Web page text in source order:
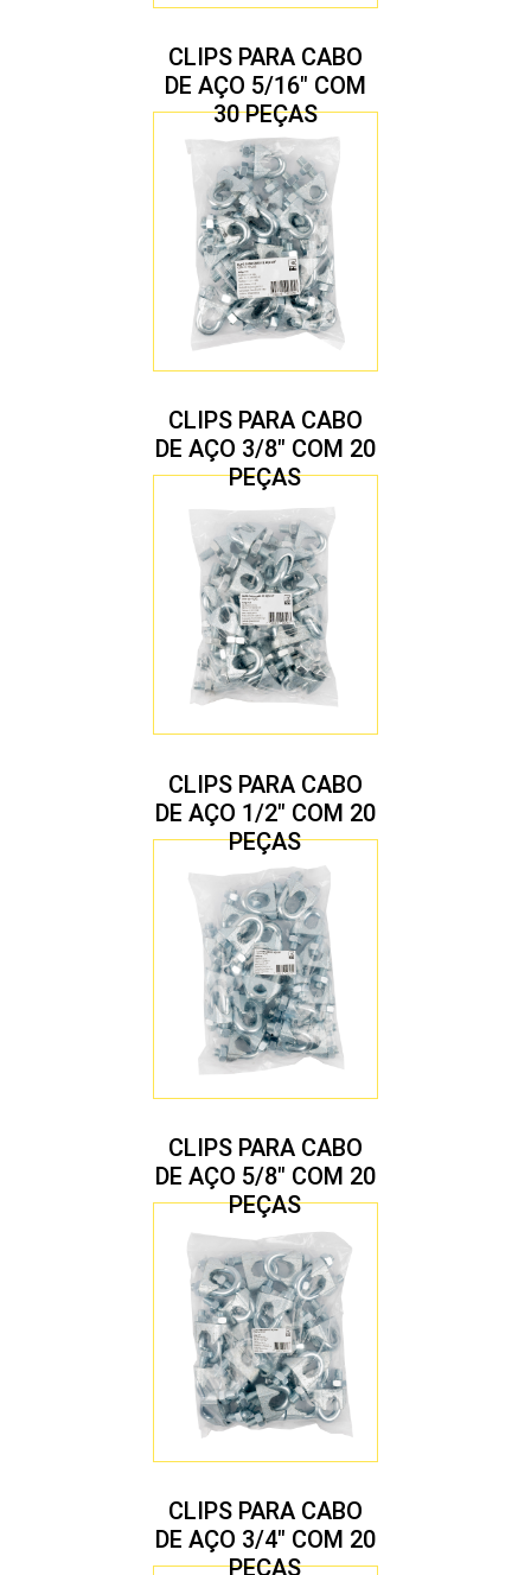
CLIPS PARA CABO
DE AÇO 5/16″ COM
30 PEÇAS
CLIPS PARA CABO
DE AÇO 3/8″ COM 20
PEÇAS
CLIPS PARA CABO
DE AÇO 1/2″ COM 20
PEÇAS
CLIPS PARA CABO
DE AÇO 5/8″ COM 20
PEÇAS
CLIPS PARA CABO
DE AÇO 3/4″ COM 20
PEÇAS